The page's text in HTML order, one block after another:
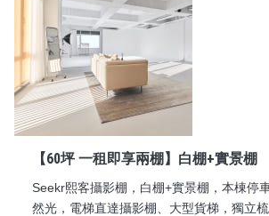
【60坪 一租即享兩棚】白棚+實景棚
Seekr熙客攝影棚，白棚+實景棚，本棟停
然光，電梯直達攝影棚、大型貨梯，獨立